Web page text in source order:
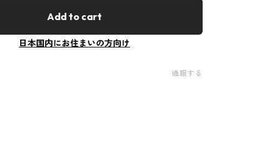
Add to cart
日本国内にお住まいの方向け
通報する